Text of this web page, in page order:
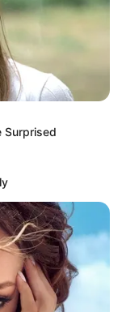
Surprised